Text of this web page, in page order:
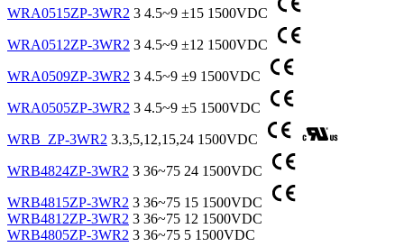
WRA0515ZP-3WR2 3 4.5~9 ±15 1500VDC
WRA0512ZP-3WR2 3 4.5~9 ±12 1500VDC
WRA0509ZP-3WR2 3 4.5~9 ±9 1500VDC
WRA0505ZP-3WR2 3 4.5~9 ±5 1500VDC
WRB_ZP-3WR2 3.3,5,12,15,24 1500VDC
WRB4824ZP-3WR2 3 36~75 24 1500VDC
WRB4815ZP-3WR2 3 36~75 15 1500VDC
WRB4812ZP-3WR2 3 36~75 12 1500VDC
WRB4805ZP-3WR2 3 36~75 5 1500VDC